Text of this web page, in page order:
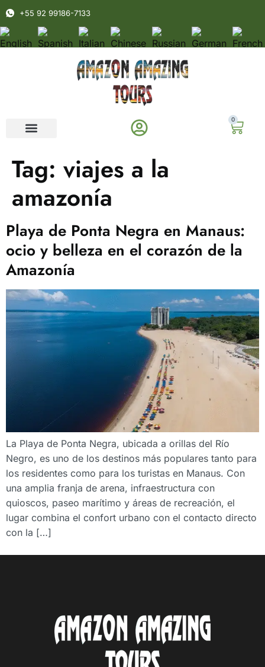
+55 92 99186-7133
0
Tag: viajes a la
amazonía
Playa de Ponta Negra en Manaus:
ocio y belleza en el corazón de la
Amazonía
La Playa de Ponta Negra, ubicada a orillas del Río
Negro, es uno de los destinos más populares tanto para
los residentes como para los turistas en Manaus. Con
una amplia franja de arena, infraestructura con
quioscos, paseo marítimo y áreas de recreación, el
lugar combina el confort urbano con el contacto directo
con la […]